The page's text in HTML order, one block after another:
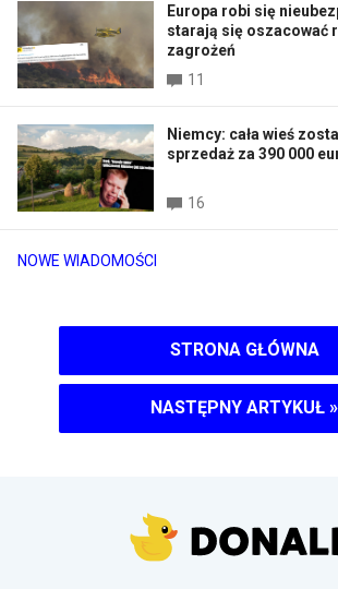
NOWE WIADOMOŚCI
Europa robi się
starają się oszacować
zagrożeń
11
Niemcy: cała wieś
sprzedaż za 390 000
16
STRONA GŁÓWNA
NASTĘPNY ARTYKUŁ »